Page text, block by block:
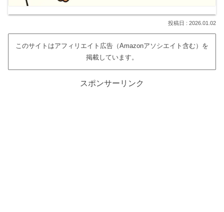
2026.01.02
このサイトはアフィリエイト広告（Amazonアソシエイト含む）を
掲載しています。
スポンサーリンク